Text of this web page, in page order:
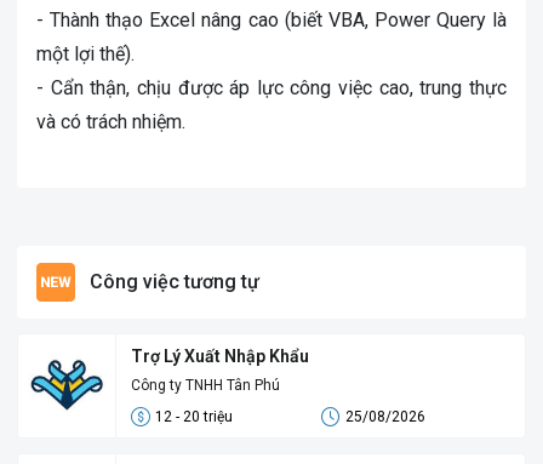
- Thành thạo Excel nâng cao (biết VBA, Power Query là
một lợi thế).
- Cẩn thận, chịu được áp lực công việc cao, trung thực
và có trách nhiệm.
Công việc tương tự
Trợ Lý Xuất Nhập Khẩu
Công ty TNHH Tân Phú
12 - 20 triệu
25/08/2026